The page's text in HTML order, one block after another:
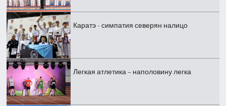
Каратэ - симпатия северян налицо
Легкая атлетика – наполовину легка